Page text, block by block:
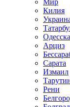
Мир
Килия
Арциз
Сарата
Измаил
Рени